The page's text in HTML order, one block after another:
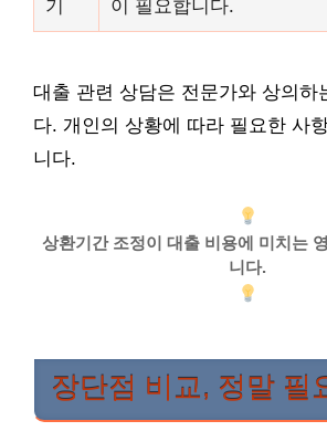
기 이 필요합니다.
대출 관련 상담은 전문가와 상의하
다. 개인의 상황에 따라 필요한 사
니다.
상환기간 조정이 대출 비용에 미치는
니다.
장단점 비교, 정말 필